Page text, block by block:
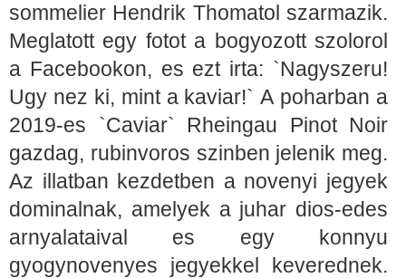
sommelier Hendrik Thomatol szarmazik.
Meglatott egy fotot a bogyozott szolorol
a Facebookon, es ezt irta: `Nagyszeru!
Ugy nez ki, mint a kaviar!` A poharban a
2019-es `Caviar` Rheingau Pinot Noir
gazdag, rubinvoros szinben jelenik meg.
Az illatban kezdetben a novenyi jegyek
dominalnak, amelyek a juhar dios-edes
arnyalataival es egy konnyu
gyogynovenyes jegyekkel keverednek.